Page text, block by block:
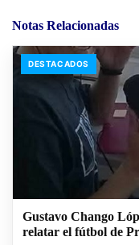
Notas Relacionadas
DESTACADOS
Gustavo Chango
relatar el fútbol de